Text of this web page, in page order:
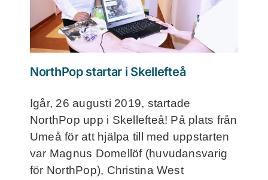
Frågor och svar
Kontakt
NorthPop startar i Skellefteå
Igår, 26 augusti 2019, startade
NorthPop upp i Skellefteå! På plats från
Umeå för att hjälpa till med uppstarten
var Magnus Domellöf (huvudansvarig
för NorthPop), Christina West